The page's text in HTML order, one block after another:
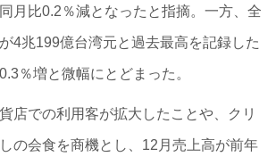
月比0.2％減となったと指摘。一方、全
4兆199億台湾元と過去最高を記録した
％増と微幅にとどまった。
店での利用客が拡大したことや、クリ
の会食を商機とし、12月売上高が前年